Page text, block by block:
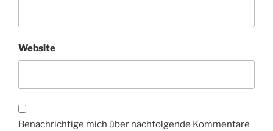
Website
Benachrichtige mich über nachfolgende Kommentare